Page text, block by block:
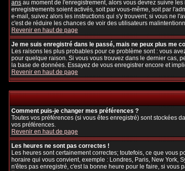
ansau moment de l'enregistrement, alors vous devrez suivre
enregistrements soient activés, soit par vous-même, soit par
e-mail, suivez alors les instructions qui s'y trouvent; si vous ne
c'est de réduire les chances de voir des utilisateurs
Revenir en haut de page
Je me suis enregistré dans le passé, mais ne peux plus me
Les raisons les plus probables pour ce problème sont : vous
pour quelque raison. Si vous vous trouvez dans le dernier cas,
la base de données. Essayez de vous enregistrer encore et
Revenir en haut de page
Comment puis-je changer mes préférences ?
Toutes vos préférences (si vous êtes enregistré) sont stockées
vos préférences.
Revenir en haut de page
Les heures ne sont pas correctes !
Les heures sont certainement correctes; toutefois, ce que vous
horaire qui vous convient, exemple : Londres, Paris, New York,
n'êtes pas enregistré, c'est la bonne heure pour le faire, si vous